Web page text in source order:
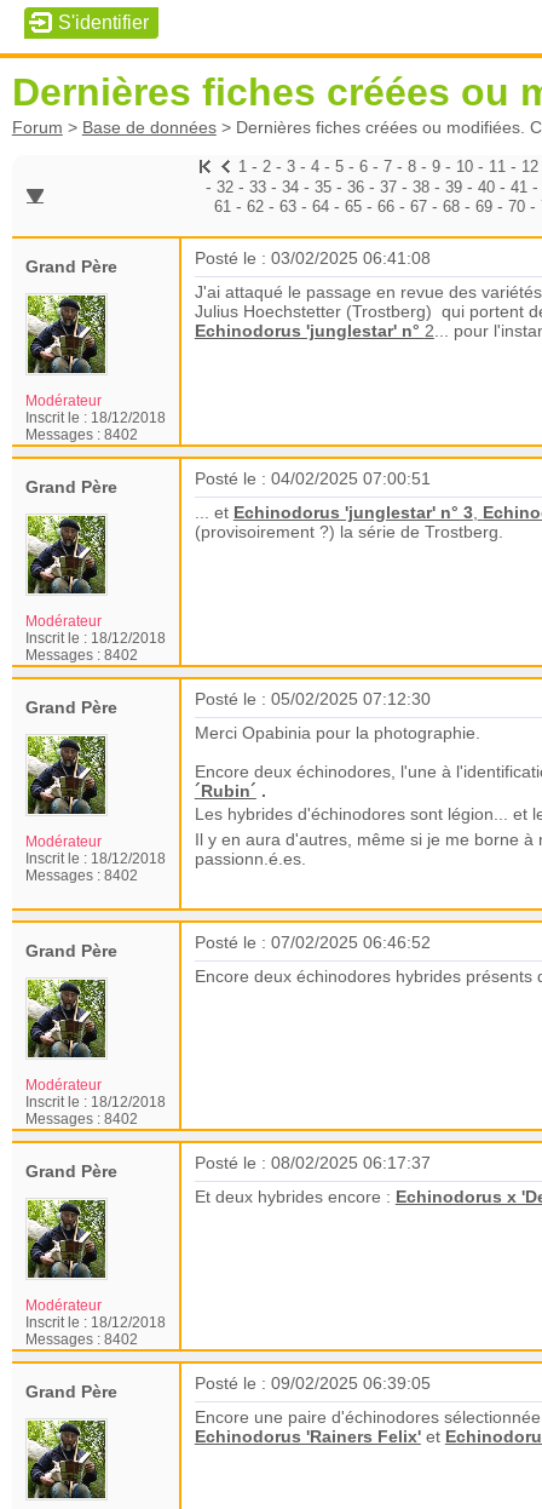
Dernières fiches créées ou
Forum > Base de données> Dernières fiches créées ou modifiées.
1 - 2- 3- 4- 5- 6- 7- 8- 9- 10- 11 - 12
- 32- 33- 34- 35- 36- 37- 38- 39- 40- 41 -
61 - 62- 63- 64- 65- 66- 67- 68- 69- 70-
Grand Père
Modérateur
Inscrit le : 18/12/2018
Messages : 8402
Posté le : 03/02/2025 06:41:08
J'ai attaqué le passage en revue des
Julius Hoechstetter (Trostberg) qui portent
Echinodorus 'junglestar' n° 2 ... pour
Grand Père
Modérateur
Inscrit le : 18/12/2018
Messages : 8402
Posté le : 04/02/2025 07:00:51
... et Echinodorus 'junglestar' n° 3,
(provisoirement ?) la série de Trostberg.
Grand Père
Modérateur
Inscrit le : 18/12/2018
Messages : 8402
Posté le : 05/02/2025 07:12:30
Merci Opabinia pour la photographie.
Encore deux échinodores, l'une à
´Rubin´ .
Les hybrides d'échinodores sont légion... et
Il y en aura d'autres, même si je me borne
passionn.é.es.
Grand Père
Modérateur
Inscrit le : 18/12/2018
Messages : 8402
Posté le : 07/02/2025 06:46:52
Encore deux échinodores hybrides
Grand Père
Modérateur
Inscrit le : 18/12/2018
Messages : 8402
Posté le : 08/02/2025 06:17:37
Et deux hybrides encore : Echinodorus x
Grand Père
Posté le : 09/02/2025 06:39:05
Encore une paire d'échinodores
Echinodorus 'Rainers Felix'et